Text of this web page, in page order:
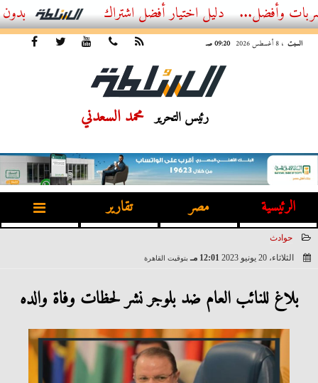
أفضل اشتراك IPTV بدون تقطيع 2026 – دليل المشاهد العصري
السبت ، 8 أغسطس 2026 09:20 صـ
رئيس التحرير محمد السعدني
الرئيسية مصر تقارير
حوادث
الثلاثاء، 20 يونيو 2023
12:01 مـ بتوقيت القاهرة
بلاغ للنائب العام ضد بلوجر نشر لحظات وفاة والده